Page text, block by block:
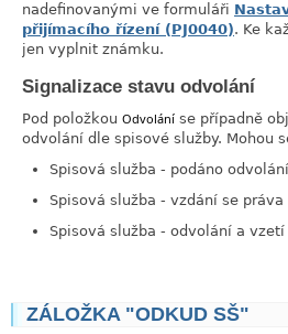
nadefinovanými ve formuláři
přijímacího řízení (PJ0040). Ke
jen vyplnit známku.
Signalizace stavu odvolání
Pod položkou Odvolání se případně
odvolání dle spisové služby. Mohou
Spisová služba - podáno odvolání
Spisová služba - vzdání se
Spisová služba - odvolání a
ZÁLOŽKA "ODKUD SŠ"